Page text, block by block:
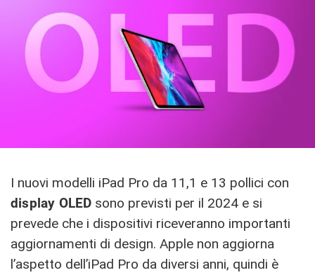
I nuovi modelli ‌iPad Pro‌ da 11,1 e 13 pollici con
display OLED sono previsti per il 2024 e si
prevede che i dispositivi riceveranno importanti
aggiornamenti di design. Apple non aggiorna
l’aspetto dell’‌iPad Pro‌ da diversi anni, quindi è